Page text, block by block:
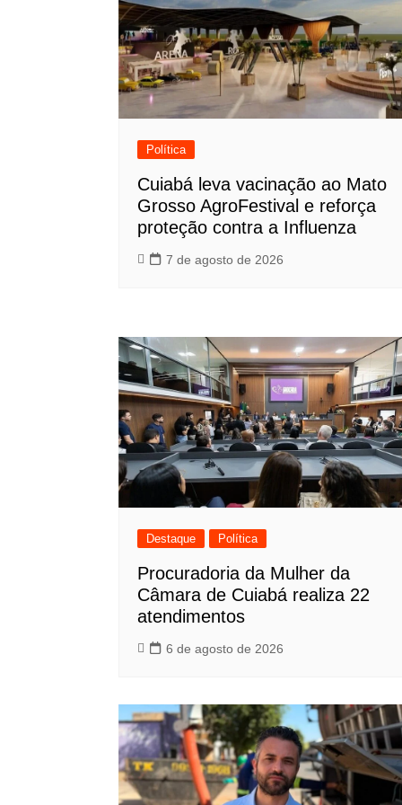
Política
Cuiabá leva vacinação ao Mato
Grosso AgroFestival e reforça
proteção contra a Influenza
7 de agosto de 2026
Destaque Política
Procuradoria da Mulher da
Câmara de Cuiabá realiza 22
atendimentos
6 de agosto de 2026